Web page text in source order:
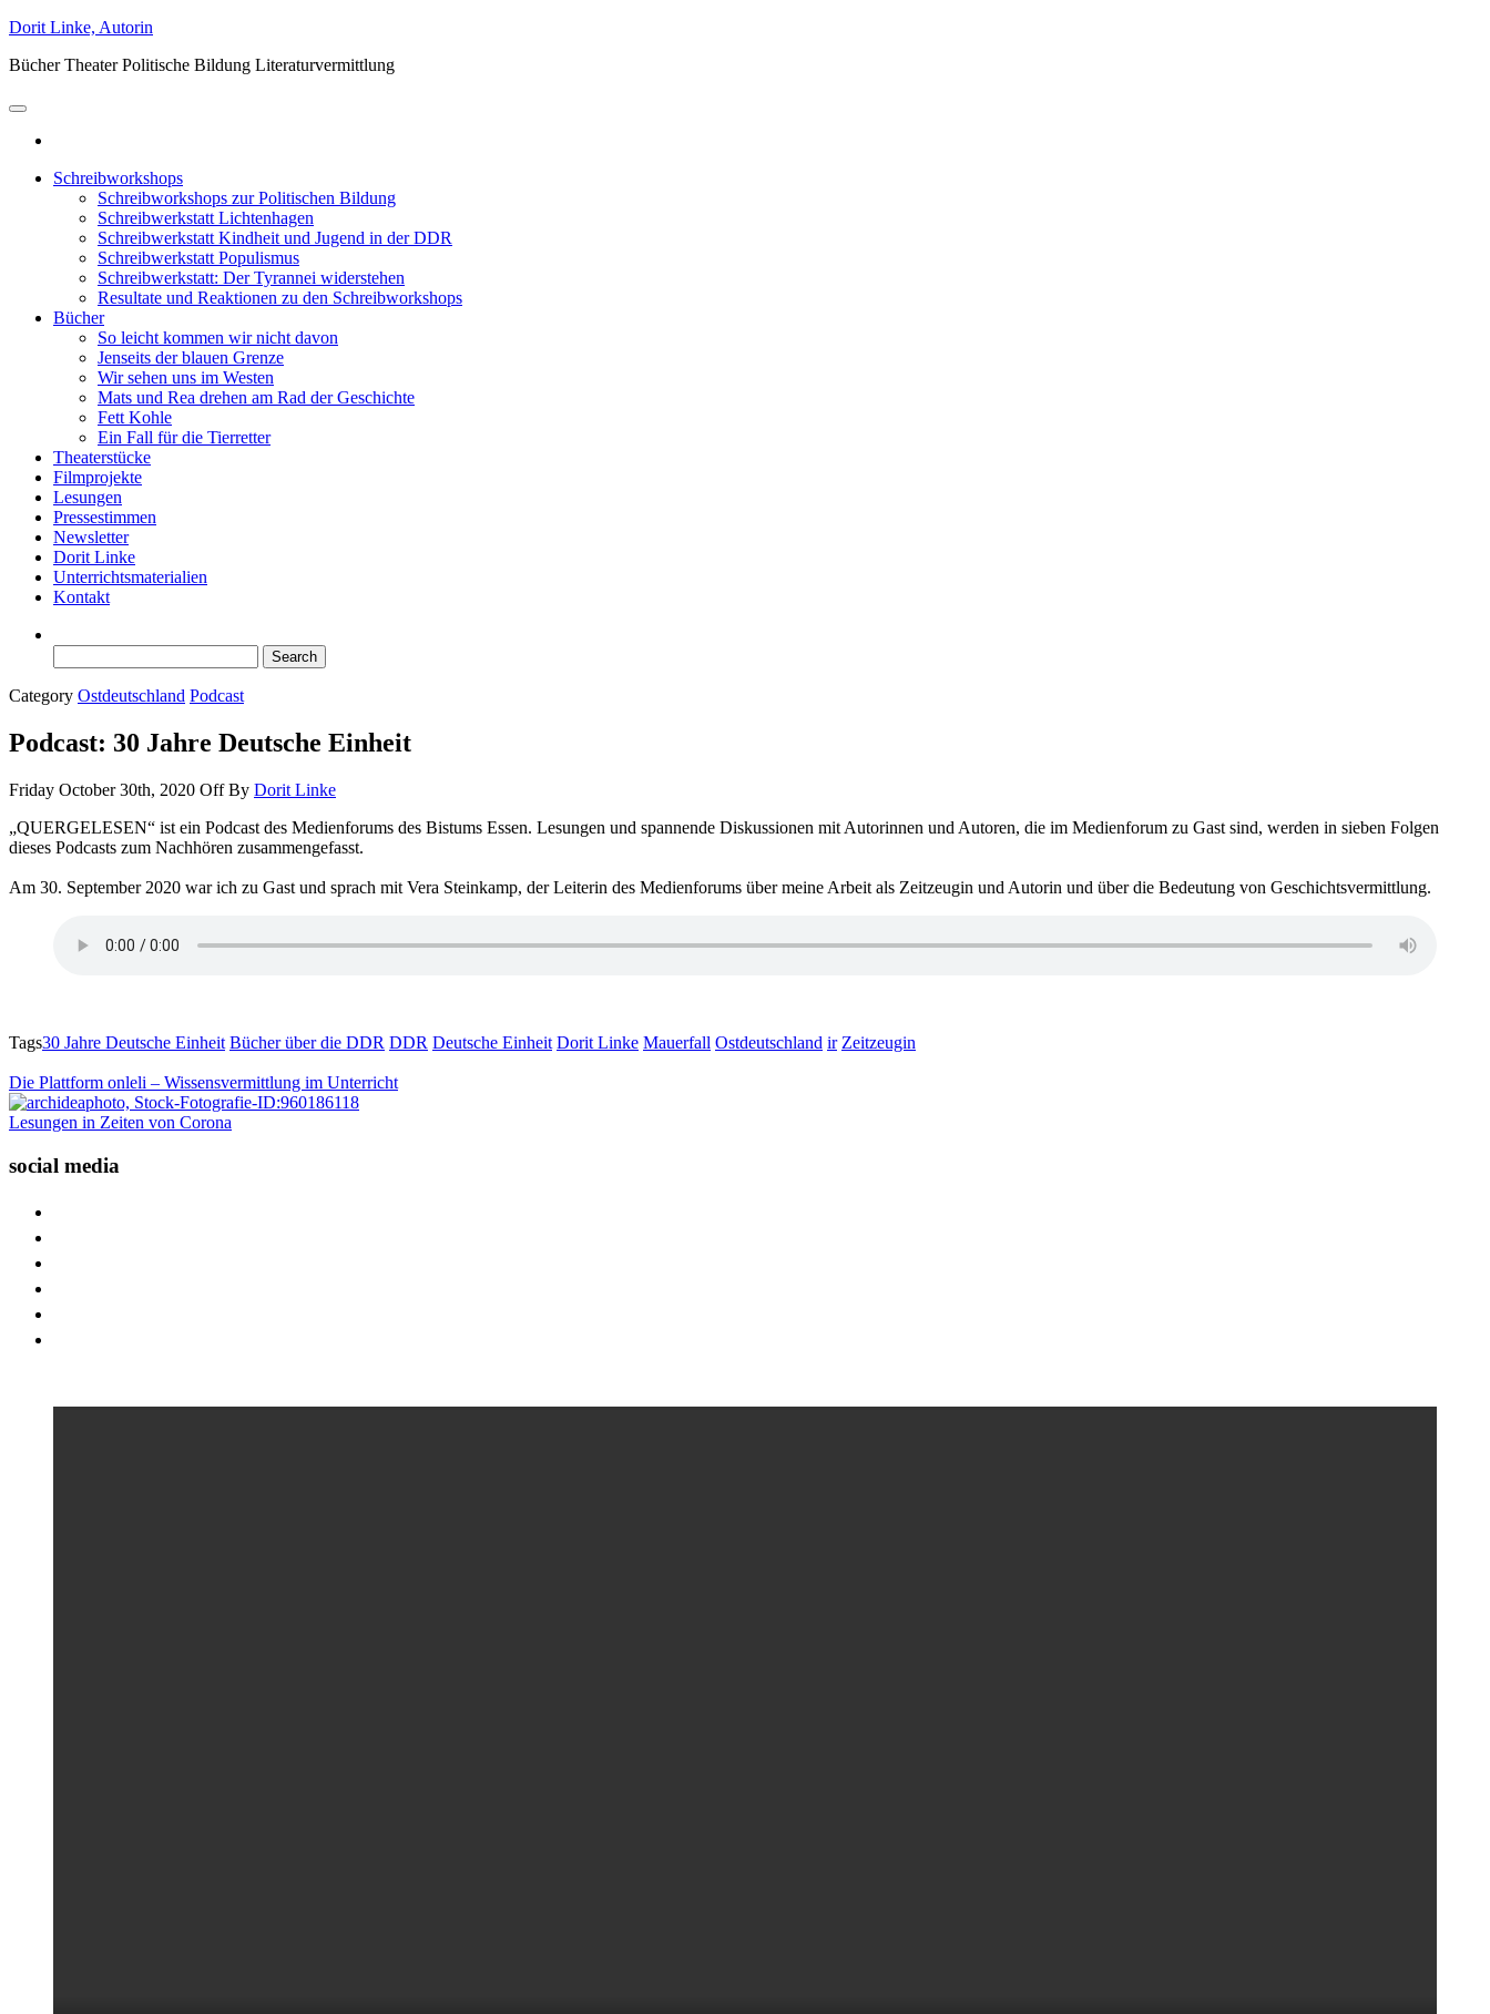
Skip
the
Dorit Linke, Autorin
Bücher Theater Politische Bildung Literaturvermittlung
Schreibworkshops
Schreibworkshops zur Politischen Bildung
Schreibwerkstatt Lichtenhagen
Schreibwerkstatt Kindheit und Jugend in der DDR
Schreibwerkstatt Populismus
Schreibwerkstatt: Der Tyrannei widerstehen
Resultate und Reaktionen zu den Schreibworkshops
Bücher
So leicht kommen wir nicht davon
Jenseits der blauen Grenze
Wir sehen uns im Westen
Mats und Rea drehen am Rad der Geschichte
Fett Kohle
Ein Fall für die Tierretter
Theaterstücke
Filmprojekte
Lesungen
Pressestimmen
Newsletter
Dorit Linke
Unterrichtsmaterialien
Kontakt
for:
Category Ostdeutschland Podcast
Podcast: 30 Jahre Deutsche Einheit
Friday October 30th, 2020 OffBy Dorit Linke
„QUERGELESEN“ ist ein Podcast des Medienforums des Bistums Essen. Lesungen und spannende Diskussionen mit Autorinnen und Autoren, die im Medienforum zu Gast sind, werden in sieben Folgen
dieses Podcasts zum Nachhören zusammengefasst.
Am 30. September 2020 war ich zu Gast und sprach mit Vera Steinkamp, der Leiterin des Medienforums über meine Arbeit als Zeitzeugin und Autorin und über die Bedeutung von Geschichtsvermittlung.
Tags30 Jahre Deutsche Einheit Bücher über die DDR DDR Deutsche Einheit Dorit Linke Mauerfall Ostdeutschland ir Zeitzeugin
Die Plattform onleli – Wissensvermittlung im Unterricht
Lesungen in Zeiten von Corona
social media